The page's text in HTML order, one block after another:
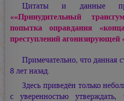
Цитаты и данные
««Принудительный
попытка оправдания
преступлений агонизирующей
Примечательно, что данная
8 лет назад.
Здесь приведён только
с уверенностью